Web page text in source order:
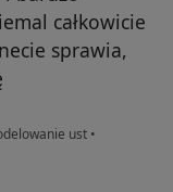
całkowicie
sprawia,
ust •